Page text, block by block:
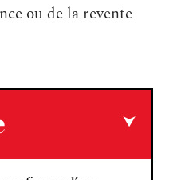
ou de la revente